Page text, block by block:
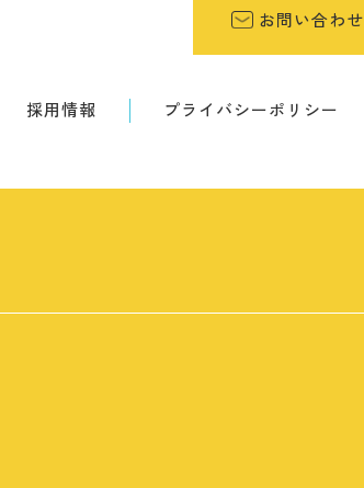
お問い合わせ
採用情報 プライバシーポリシー